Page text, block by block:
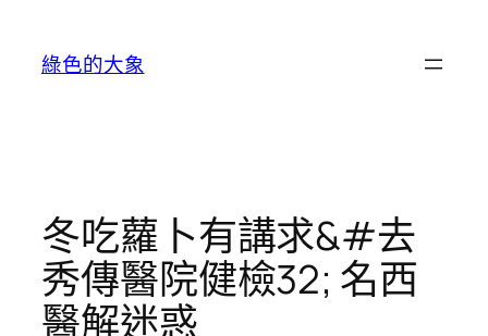
綠色的大象
冬吃蘿卜有講求&#去
秀傳醫院健檢32; 名西
醫解迷惑